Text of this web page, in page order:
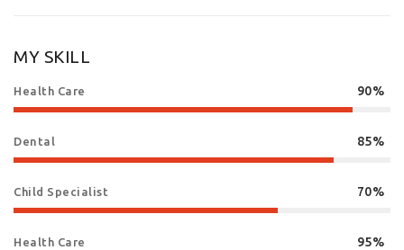
MY SKILL
Health Care 90%
Dental 85%
Child Specialist 70%
Health Care 95%